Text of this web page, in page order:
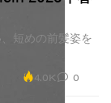
短めの前髪姿を
4.0K 0